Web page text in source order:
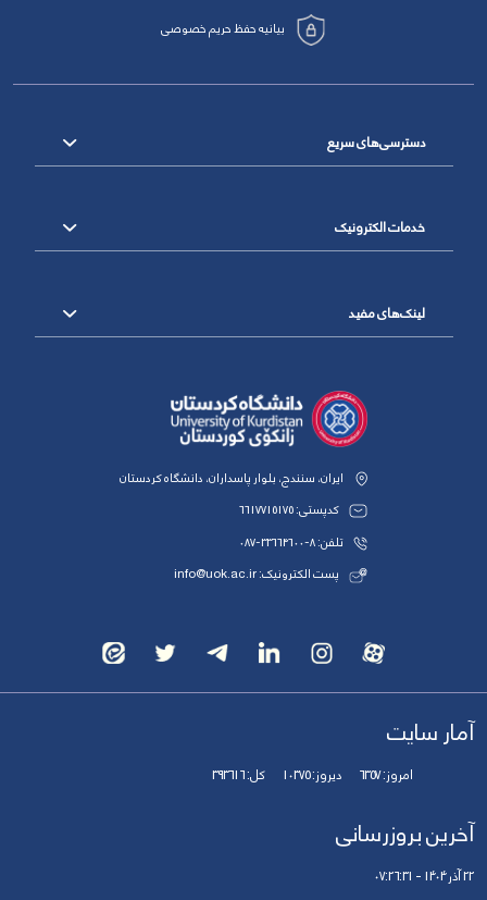
بیانیه حفظ حریم خصوصی
دسترسی‌های سریع
خدمات الکترونیک
لینک‌های مفید
ایران، سنندج، بلوار پاسداران، دانشگاه کردستان
کدپستی: 6617715175
تلفن: 8-33664600-087
پست الکترونیک: info@uok.ac.ir
آمار سایت
امروز:6357 دیروز:10375 کل:393616
آخرین بروزرسانی
22 آذر 1404 - 07:26:31